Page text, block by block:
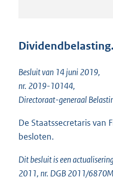
Besluit van 14 juni 2019,
nr. 2019-10144,
Directoraat-generaal
De Staatssecretaris van
besloten.
Dit besluit is een
2011, nr. DGB 2011/